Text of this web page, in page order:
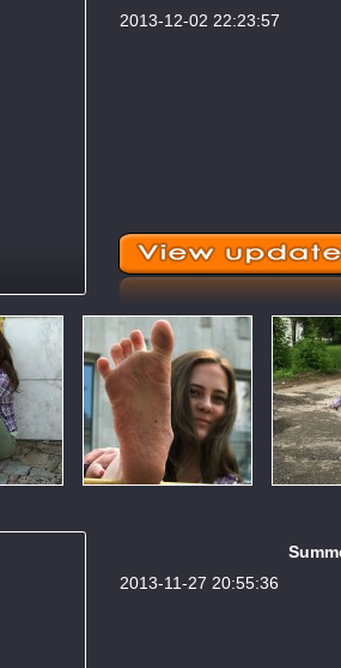
2013-12-02 22:23:57
2013-11-27 20:55:36